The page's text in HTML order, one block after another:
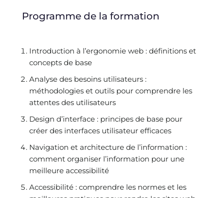
Programme de la formation
Introduction à l’ergonomie web : définitions et
concepts de base
Analyse des besoins utilisateurs :
méthodologies et outils pour comprendre les
attentes des utilisateurs
Design d’interface : principes de base pour
créer des interfaces utilisateur efficaces
Navigation et architecture de l’information :
comment organiser l’information pour une
meilleure accessibilité
Accessibilité : comprendre les normes et les